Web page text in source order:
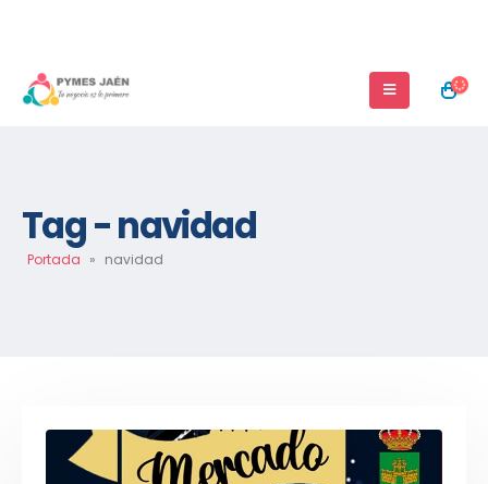
Tag - navidad
Portada » navidad